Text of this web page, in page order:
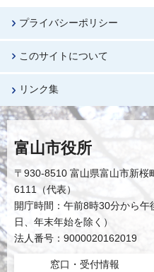
プライバシーポリシー
このサイトについて
リンク集
富山市役所
〒930-8510 富山県富山市新
6111（代表）
開庁時間：午前8時30分から
日、年末年始を除く）
法人番号：9000020162019
窓口・受付情報